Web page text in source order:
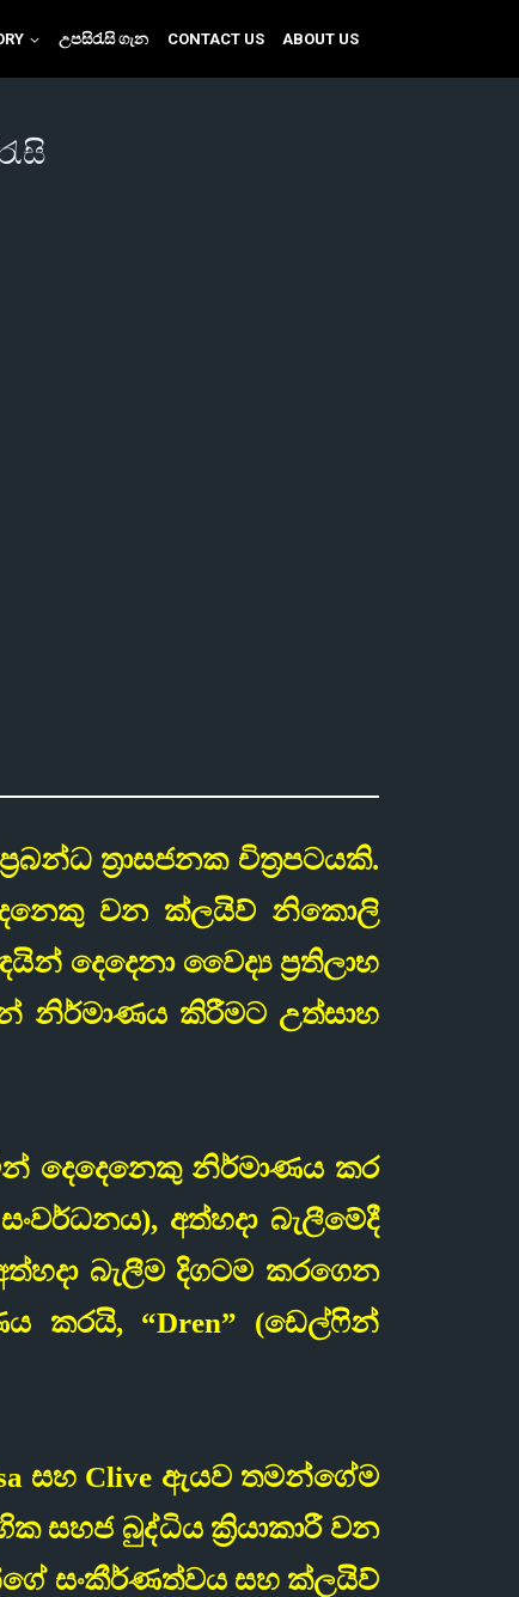
උපසිරැසි ගැන CONTACT US ABOUT US
ත්‍රාසජනක චිත්‍රපටයකි.
වන ක්ලයිව් නිකොලි
දෙදෙනා වෛද්‍ය ප්‍රතිලාභ
නිර්මාණය කිරීමට උත්සාහ
දෙදෙනෙකු නිර්මාණය කර
අත්හදා බැලීමේදී
බැලීම දිගටම කරගෙන
කරයි, “Dren” (ඩෙල්ෆින්
සහ Clive ඇයව තමන්ගේම
සහජ බුද්ධිය ක්‍රියාකාරී වන
සංකීර්ණත්වය සහ ක්ලයිව්